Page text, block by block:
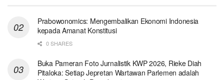
Prabowonomics: Mengembalikan Ekonomi Indonesia
kepada Amanat Konstitusi
0 SHARES
Buka Pameran Foto Jurnalistik KWP 2026, Rieke Diah
Pitaloka: Setiap Jepretan Wartawan Parlemen adalah